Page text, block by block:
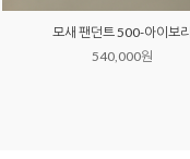
모새 팬던트 500-아이보리
540,000원